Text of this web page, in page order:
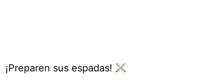
¡Preparen sus espadas!